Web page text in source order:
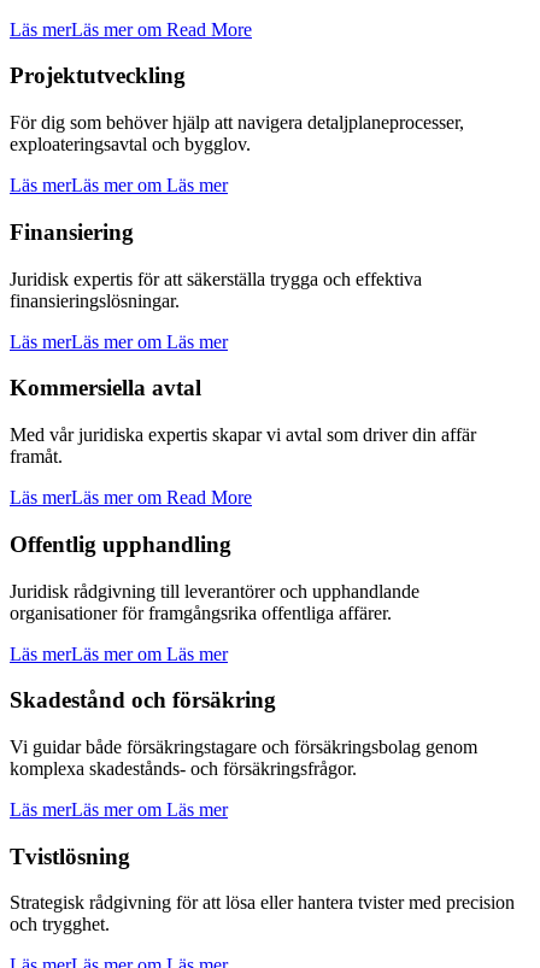
Läs merLäs mer om Read More
Projektutveckling
För dig som behöver hjälp att navigera detaljplaneprocesser,
exploateringsavtal och bygglov.
Läs merLäs mer om Läs mer
Finansiering
Juridisk expertis för att säkerställa trygga och effektiva
finansieringslösningar.
Läs merLäs mer om Läs mer
Kommersiella avtal
Med vår juridiska expertis skapar vi avtal som driver din affär
framåt.
Läs merLäs mer om Read More
Offentlig upphandling
Juridisk rådgivning till leverantörer och upphandlande
organisationer för framgångsrika offentliga affärer.
Läs merLäs mer om Läs mer
Skadestånd och försäkring
Vi guidar både försäkringstagare och försäkringsbolag genom
komplexa skadestånds- och försäkringsfrågor.
Läs merLäs mer om Läs mer
Tvistlösning
Strategisk rådgivning för att lösa eller hantera tvister med precision
och trygghet.